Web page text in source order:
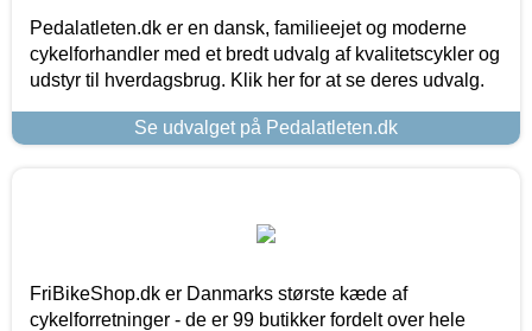
Pedalatleten.dk er en dansk, familieejet og moderne
cykelforhandler med et bredt udvalg af kvalitetscykler og
udstyr til hverdagsbrug. Klik her for at se deres udvalg.
Se udvalget på Pedalatleten.dk
FriBikeShop.dk er Danmarks største kæde af
cykelforretninger - de er 99 butikker fordelt over hele